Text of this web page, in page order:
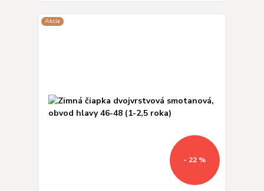
Akcia
- 22 %